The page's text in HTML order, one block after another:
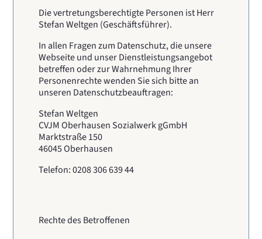
Die vertretungsberechtigte Personen ist Herr
Stefan Weltgen (Geschäftsführer).
In allen Fragen zum Datenschutz, die unsere
Webseite und unser Dienstleistungsangebot
betreffen oder zur Wahrnehmung Ihrer
Personenrechte wenden Sie sich bitte an
unseren Datenschutzbeauftragen:
Stefan Weltgen
CVJM Oberhausen Sozialwerk gGmbH
Marktstraße 150
46045 Oberhausen
Telefon: 0208 306 639 44
Rechte des Betroffenen